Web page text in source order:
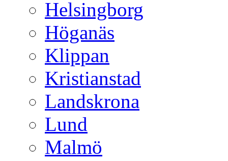
Helsingborg
Höganäs
Klippan
Kristianstad
Landskrona
Lund
Malmö